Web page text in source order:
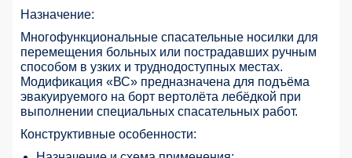
Назначение:
Многофункциональные спасательные носилки для
перемещения больных или пострадавших ручным
способом в узких и труднодоступных местах.
Модификация «ВС» предназначена для подъёма
эвакуируемого на борт вертолёта лебёдкой при
выполнении специальных спасательных работ.
Конструктивные особенности: